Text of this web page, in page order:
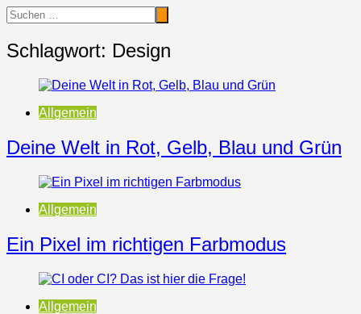
Schlagwort: Design
Allgemein
Deine Welt in Rot, Gelb, Blau und Grün
Allgemein
Ein Pixel im richtigen Farbmodus
Allgemein